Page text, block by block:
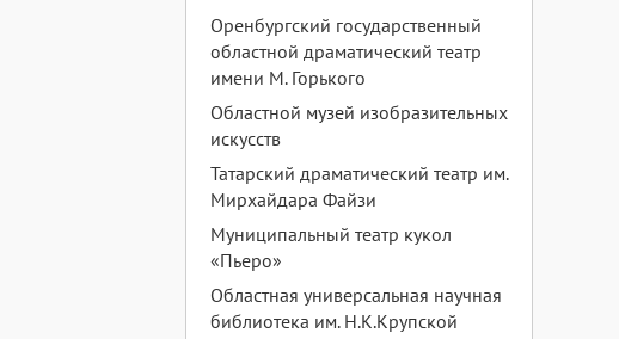
Оренбургский государственный
областной драматический театр
имени М. Горького
Областной музей изобразительных
искусств
Татарский драматический театр им.
Мирхайдара Файзи
Муниципальный театр кукол
«Пьеро»
Областная универсальная научная
библиотека им. Н.К.Крупской